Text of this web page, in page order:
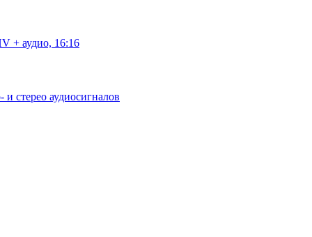
+ аудио, 16:16
стерео аудиосигналов